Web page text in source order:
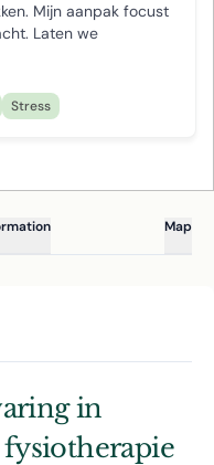
Mijn aanpak focust
Laten we
Stress
Map
in